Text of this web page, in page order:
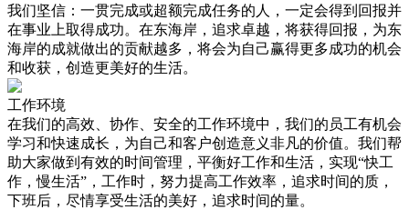
我们坚信：一贯完成或超额完成任务的人，一定会得到回报并
在事业上取得成功。在东海岸，追求卓越，将获得回报，为东
海岸的成就做出的贡献越多，将会为自己赢得更多成功的机会
和收获，创造更美好的生活。
工作环境
在我们的高效、协作、安全的工作环境中，我们的员工有机会
学习和快速成长，为自己和客户创造意义非凡的价值。我们帮
助大家做到有效的时间管理，平衡好工作和生活，实现“快工
作，慢生活”，工作时，努力提高工作效率，追求时间的质，
下班后，尽情享受生活的美好，追求时间的量。